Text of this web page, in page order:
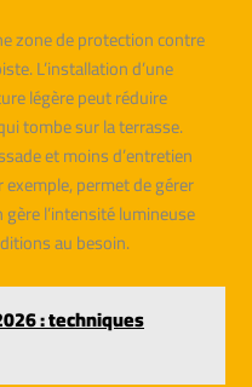
zone de protection contre
L’installation d’une
légère peut réduire
tombe sur la terrasse.
et moins d’entretien
permet de gérer
l’intensité lumineuse
au besoin.
: techniques